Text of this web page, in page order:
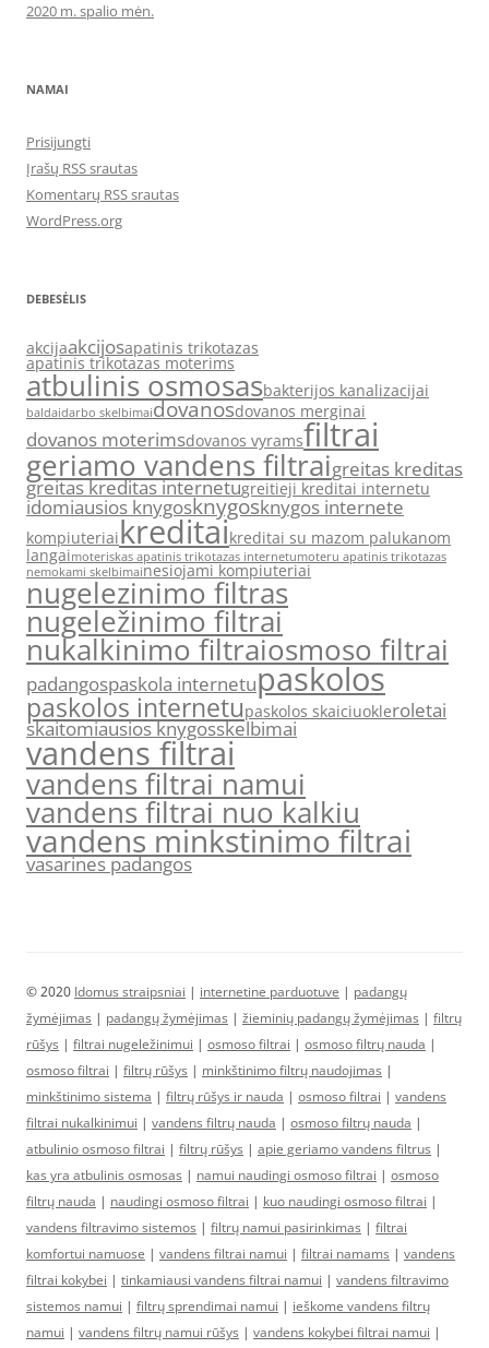
2020 m. spalio mėn.
NAMAI
Prisijungti
Įrašų RSS srautas
Komentarų RSS srautas
WordPress.org
DEBESĖLIS
akcijaakcijosapatinis trikotazas
apatinis trikotazas moterims
atbulinis osmosasbakterijos kanalizacijai
baldaidarbo skelbimaidovanosdovanos merginai
dovanos moterimsdovanos vyramsfiltrai
geriamo vandens filtraigreitas kreditas
greitas kreditas internetugreitieji kreditai internetu
idomiausios knygosknygosknygos internete
kompiuteriaikreditaikreditai su mazom palukanom
langaimoteriskas apatinis trikotazas internetumoteru apatinis trikotazas
nemokami skelbimainesiojami kompiuteriai
nugelezinimo filtras
nugeležinimo filtrai
nukalkinimo filtraiosmoso filtrai
padangospaskola internetupaskolos
paskolos internetupaskolos skaiciuokleroletai
skaitomiausios knygosskelbimai
vandens filtrai
vandens filtrai namui
vandens filtrai nuo kalkiu
vandens minkstinimo filtrai
vasarines padangos
© 2020 Idomus straipsniai | internetine parduotuve | padangų
žymėjimas | padangų žymėjimas | žieminių padangų žymėjimas | filtrų
rūšys | filtrai nugeležinimui | osmoso filtrai | osmoso filtrų nauda |
osmoso filtrai | filtrų rūšys | minkštinimo filtrų naudojimas |
minkštinimo sistema | filtrų rūšys ir nauda | osmoso filtrai | vandens
filtrai nukalkinimui | vandens filtrų nauda | osmoso filtrų nauda |
atbulinio osmoso filtrai | filtrų rūšys | apie geriamo vandens filtrus |
kas yra atbulinis osmosas | namui naudingi osmoso filtrai | osmoso
filtrų nauda | naudingi osmoso filtrai | kuo naudingi osmoso filtrai |
vandens filtravimo sistemos | filtrų namui pasirinkimas | filtrai
komfortui namuose | vandens filtrai namui | filtrai namams | vandens
filtrai kokybei | tinkamiausi vandens filtrai namui | vandens filtravimo
sistemos namui | filtrų sprendimai namui | ieškome vandens filtrų
namui | vandens filtrų namui rūšys | vandens kokybei filtrai namui |